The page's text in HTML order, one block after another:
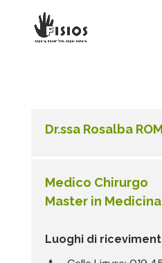
Dr.ssa Rosalba
Medico Chirurgo
Master in
Luoghi di